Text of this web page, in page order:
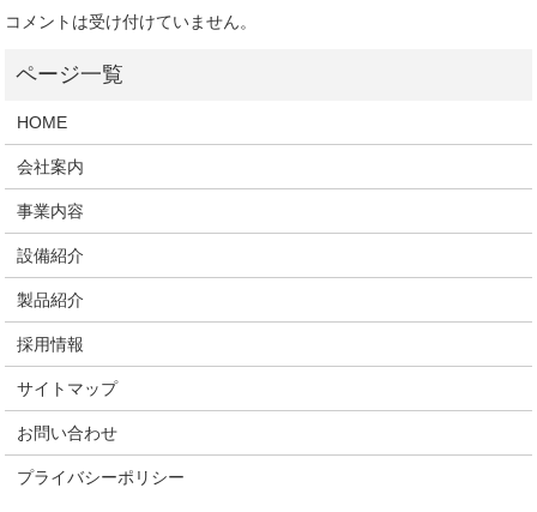
コメントは受け付けていません。
HOME
会社案内
事業内容
設備紹介
製品紹介
採用情報
サイトマップ
お問い合わせ
プライバシーポリシー